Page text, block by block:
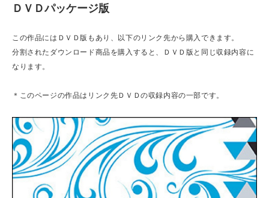
ＤＶＤパッケージ版
この作品にはＤＶＤ版もあり、以下のリンク先から購入できます。
分割されたダウンロード商品を購入すると、ＤＶＤ版と同じ収録内容に
なります。
＊このページの作品はリンク先ＤＶＤの収録内容の一部です。